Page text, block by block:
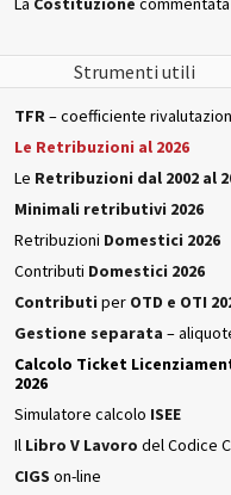
Strumenti utili
TFR– coefficiente
Le Retribuzioni al 2026
Le Retribuzioni dal 2002 al
Minimali retributivi 2026
Retribuzioni Domestici 2026
Contributi Domestici 2026
Contributi per OTD e OTI
Gestione separata –
Calcolo Ticket
2026
Simulatore calcolo ISEE
Il Libro V Lavoro del Codice
CIGS on-line